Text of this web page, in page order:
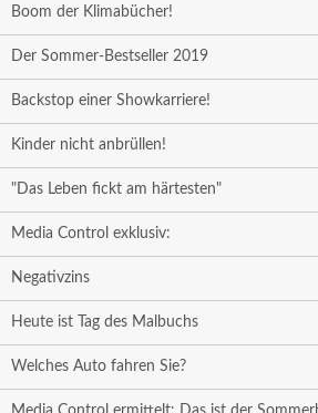
Boom der Klimabücher!
Der Sommer-Bestseller 2019
Backstop einer Showkarriere!
Kinder nicht anbrüllen!
"Das Leben fickt am härtesten"
Media Control exklusiv:
Negativzins
Heute ist Tag des Malbuchs
Welches Auto fahren Sie?